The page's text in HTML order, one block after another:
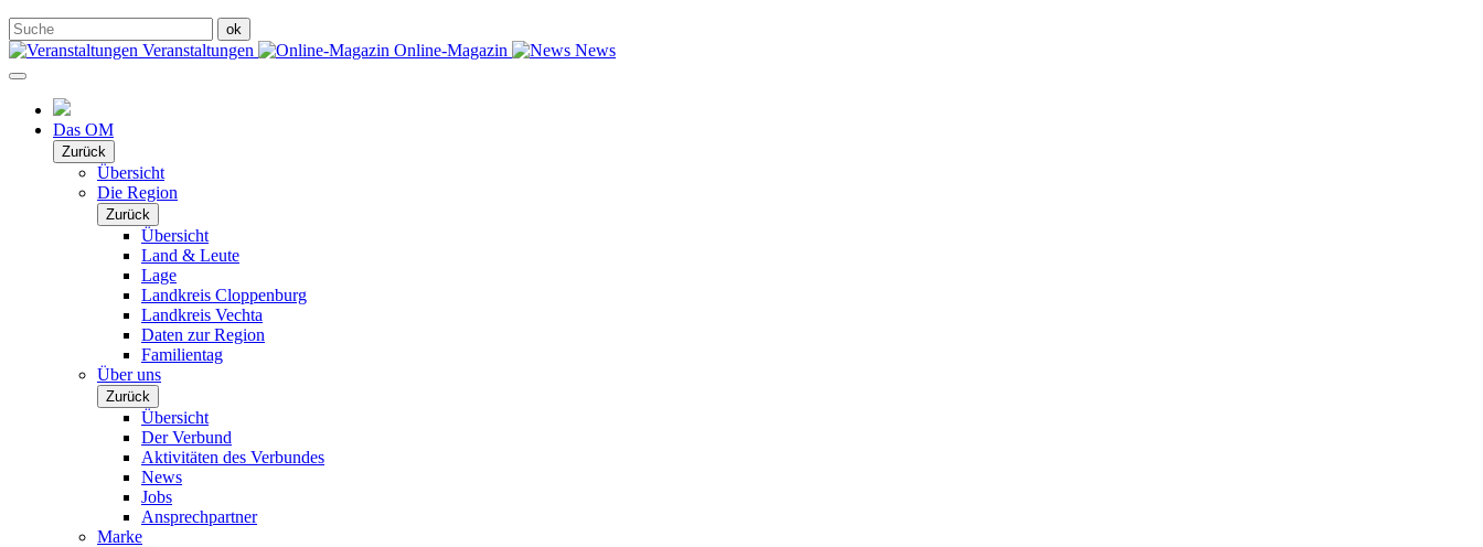
Veranstaltungen Online-Magazin News
Das OM
Zurück
Übersicht
Die Region
Zurück
Übersicht
Land & Leute
Lage
Landkreis Cloppenburg
Landkreis Vechta
Daten zur Region
Familientag
Über uns
Zurück
Übersicht
Der Verbund
Aktivitäten des Verbundes
News
Jobs
Ansprechpartner
Marke